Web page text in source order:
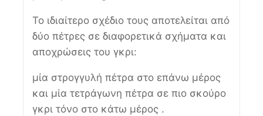
Το ιδιαίτερο σχέδιο τους αποτελείται από
δύο πέτρες σε διαφορετικά σχήματα και
αποχρώσεις του γκρι:
μία στρογγυλή πέτρα στο επάνω μέρος
και μία τετράγωνη πέτρα σε πιο σκούρο
γκρι τόνο στο κάτω μέρος .